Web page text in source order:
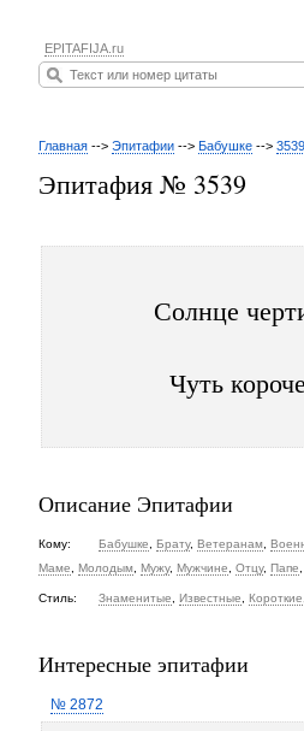
EPITAFIJA.ru
Главная --> Эпитафии --> Бабушке --> 3539
Эпитафия № 3539
Солнце
Чуть
Описание Эпитафии
Кому: Бабушке Брату, Ветеранам
Маме
Молодым Мужу, Мужчине Отцу, Папе
Стиль: Знаменитые Известные Короткие
Интересные эпитафии
№ 2872